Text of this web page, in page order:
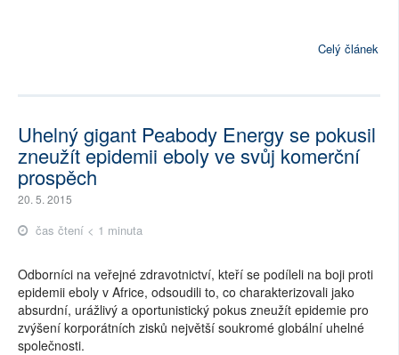
Celý článek
Uhelný gigant Peabody Energy se pokusil
zneužít epidemii eboly ve svůj komerční
prospěch
20. 5. 2015
čas čtení < 1 minuta
Odborníci na veřejné zdravotnictví, kteří se podíleli na boji proti
epidemii eboly v Africe, odsoudili to, co charakterizovali jako
absurdní, urážlivý a oportunistický pokus zneužít epidemie pro
zvýšení korporátních zisků největší soukromé globální uhelné
společnosti.